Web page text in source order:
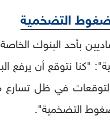
التضخمية
بأحد البنوك
في ظل
التضخمية".